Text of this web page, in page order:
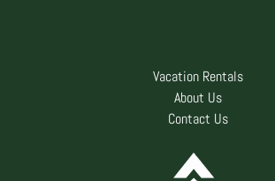
Vacation Rentals
About Us
Contact Us